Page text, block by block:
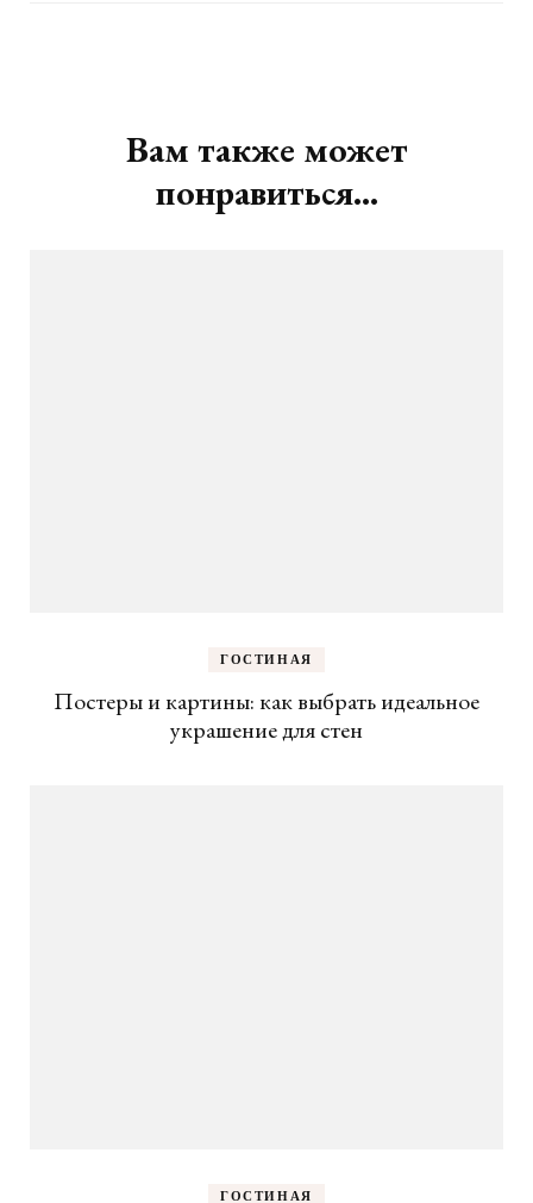
записямВам также может
понравиться...
ГОСТИНАЯ
Постеры и картины: как выбрать идеальное
украшение для стен
ГОСТИНАЯ